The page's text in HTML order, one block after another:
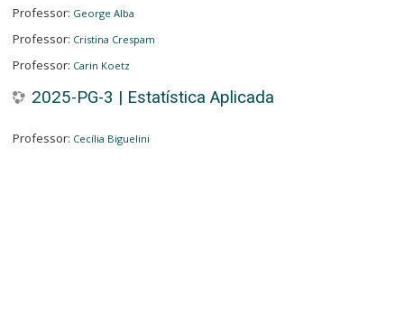
Professor: George Alba
Professor: Cristina Crespam
Professor: Carin Koetz
2025-PG-3 | Estatística Aplicada
Professor: Cecília Biguelini